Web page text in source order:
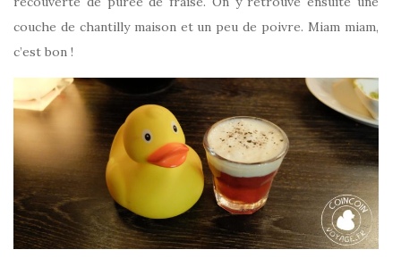
couche de chantilly maison et un peu de poivre. Miam miam,
c’est bon !